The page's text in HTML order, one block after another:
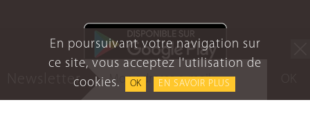
En poursuivant votre navigation sur
ce site, vous acceptez l'utilisation de
cookies.
OK EN SAVOIR PLUS
Mentions légales
Newsletter